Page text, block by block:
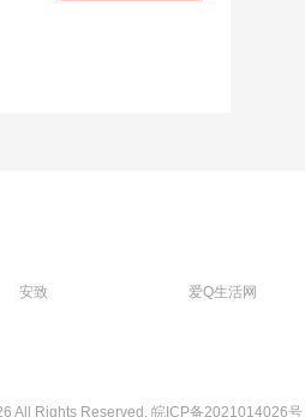
安致 爱Q生活网
All Rights Reserved. 皖ICP备2021014026号